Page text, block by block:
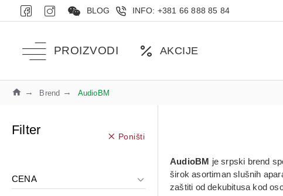
BLOG INFO: +381 66 888 85 84
PROIZVODI AKCIJE
Brend AudioBM
Filter Poništi
CENA
AudioBM je srpski brend
širok asortimanslušnih
zaštiti od dekubitusa kod